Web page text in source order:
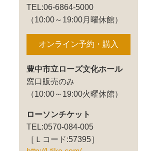
TEL:06-6864-5000
（10:00～19:00月曜休館）
オンライン予約・購入
豊中市立ローズ文化ホール
窓口販売のみ
（10:00～19:00火曜休館）
ローソンチケット
TEL:0570-084-005
［Ｌコード:57395］